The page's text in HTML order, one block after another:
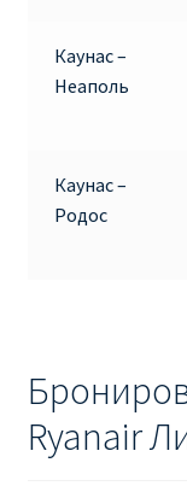
Каунас –
Неаполь
Каунас –
Родос
Ryanair